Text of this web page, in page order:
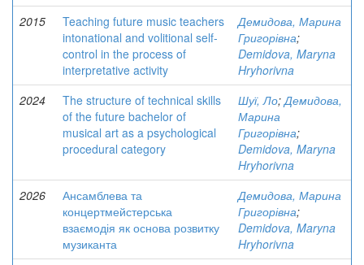
2015
Teaching future music teachers
intonational and volitional self-
control in the process of
interpretative activity
Демидова, Марина
Григорівна;
Demidova, Maryna
Hryhorivna
2024
The structure of technical skills
of the future bachelor of
musical art as a psychological
procedural category
Шуї, Ло;Демидова,
Марина
Григорівна;
Demidova, Maryna
Hryhorivna
2026
Ансамблева та
концертмейстерська
взаємодія як основа розвитку
музиканта
Демидова, Марина
Григорівна;
Demidova, Maryna
Hryhorivna